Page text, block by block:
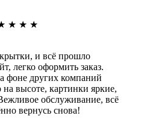
★ ★ ★
и всё прошло
легко оформить заказ.
фоне других компаний
на высоте, картинки яркие,
обслуживание, всё
вернусь снова!